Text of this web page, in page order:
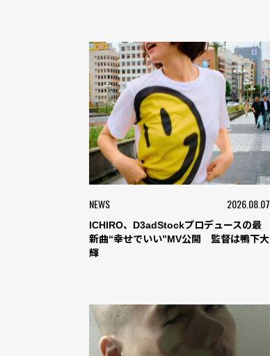
NEWS 2026.08.07
ICHIRO、D3adStockプロデュースの最
新曲“幸せでいい”MV公開 監督は鴨下大
輝